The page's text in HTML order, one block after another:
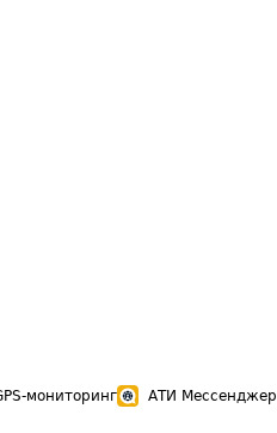
мониторинг АТИ Мессенджер